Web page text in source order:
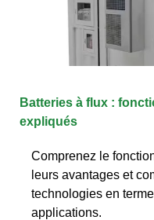
Batteries à flux :
expliqués
Comprenez le
leurs avantages et
technologies en
applications.